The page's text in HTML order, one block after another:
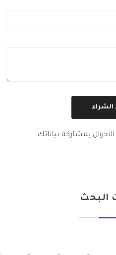
بمشاركة بياناتك.
البحث